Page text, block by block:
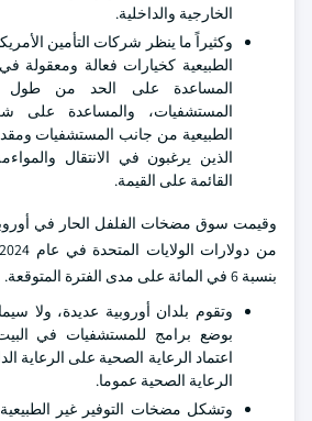
الخارجية والداخلية.
وكثيراً ما ينظر شركات التأمين
الطبيعية كخيارات فعالة ومعقولة
المساعدة على الحد من طول
المستشفيات، والمساعدة على
الطبيعية من جانب المستشفيات
الذين يرغبون في الانتقال
القائمة على القيمة.
بنسبة 6 في المائة على مدى الفترة المتوقعة.
وتقوم بلدان أوروبية عديدة، ولا
بوضع برامج للمستشفيات في
اعتماد الرعاية الصحية على الرعاية
الرعاية الصحية عموما.
وتشكل مضخات التوفير غير